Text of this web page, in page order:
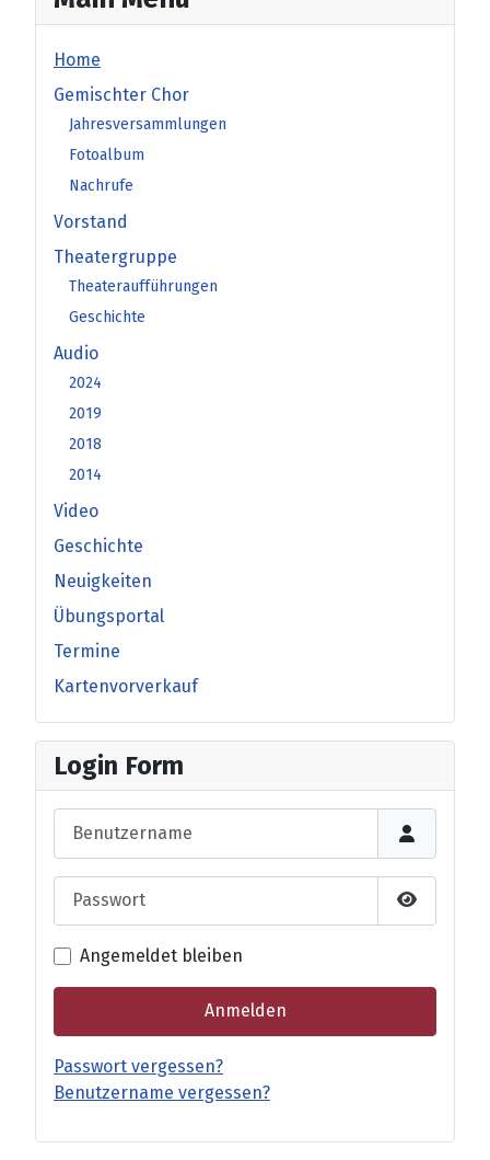
Home
Gemischter Chor
Jahresversammlungen
Fotoalbum
Nachrufe
Vorstand
Theatergruppe
Theateraufführungen
Geschichte
Audio
2024
2019
2018
2014
Video
Geschichte
Neuigkeiten
Übungsportal
Termine
Kartenvorverkauf
Login Form
Passwort
Angemeldet bleiben
Anmelden
Passwort vergessen?
Benutzername vergessen?